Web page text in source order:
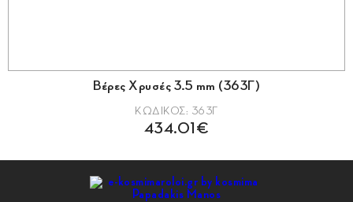
Βέρες Χρυσές 3.5 mm (363Γ)
ΚΩΔΙΚΟΣ: 363Γ
434.01€